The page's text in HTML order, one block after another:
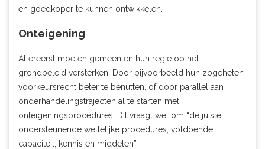
en goedkoper te kunnen ontwikkelen.
Onteigening
Allereerst moeten gemeenten hun regie op het
grondbeleid versterken. Door bijvoorbeeld hun zogeheten
voorkeursrecht beter te benutten, of door parallel aan
onderhandelingstrajecten al te starten met
onteigeningsprocedures. Dit vraagt wel om “de juiste,
ondersteunende wettelijke procedures, voldoende
capaciteit, kennis en middelen”.